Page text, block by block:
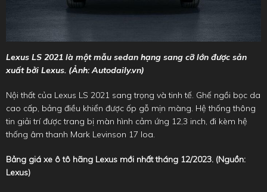
Lexus LS 2021 là một mẫu sedan hạng sang cỡ lớn được sản
xuất bởi Lexus. (Ảnh: Autodaily.vn)
Nội thất của Lexus LS 2021 sang trọng và tinh tế. Ghế ngồi bọc da
cao cấp, bảng điều khiển được ốp gỗ mịn màng. Hệ thống thông
tin giải trí được trang bị màn hình cảm ứng 12,3 inch, đi kèm hệ
thống âm thanh Mark Levinson 17 loa.
Bảng giá xe ô tô hãng Lexus mới nhất tháng 12/2023. (Nguồn:
Lexus)